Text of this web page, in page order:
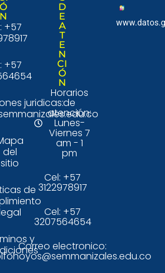
Ó
N
+57
+57
juridicas:
del
sitio
de
y
D
E
A
T
E
N
CI
Ó
N
Horarios
de
atención:
Lunes-
Viernes 7
am - 1
pm
Cel: +57
3122978917
Cel: +57
3207564654
Correo electronico: